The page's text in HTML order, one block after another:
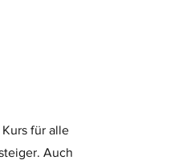
für alle
Auch